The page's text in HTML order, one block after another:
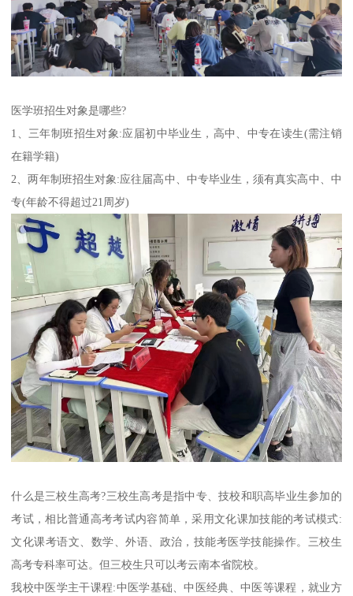
医学班招生对象是哪些?
1、三年制班招生对象:应届初中毕业生，高中、中专在读生(需注销
在籍学籍)
2、两年制班招生对象:应往届高中、中专毕业生，须有真实高中、中
专(年龄不得超过21周岁)
什么是三校生高考?三校生高考是指中专、技校和职高毕业生参加的
考试，相比普通高考考试内容简单，采用文化课加技能的考试模式:
文化课考语文、数学、外语、政治，技能考医学技能操作。三校生
高考专科率可达。但三校生只可以考云南本省院校。
我校中医学主干课程:中医学基础、中医经典、中医等课程，就业方